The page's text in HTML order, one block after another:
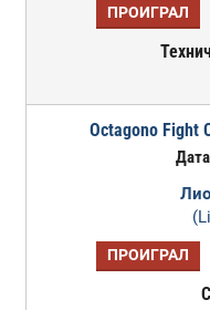
ПРОИГРАЛ
Octagono Fight
ПРОИГРАЛ